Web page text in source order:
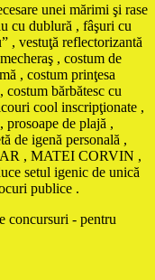
unei mărimi şi rase
cu dublură , fâşuri cu
, vestuţă reflectorizantă
, costum de
, costum prinţesa
bărbătesc cu
cool inscripţionate ,
prosoape de plajă ,
de igenă personală ,
, MATEI CORVIN ,
setul igenic de unică
publice .
concursuri - pentru